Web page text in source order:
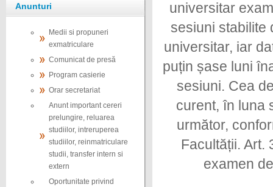
Anunturi
Medii si propuneri
exmatriculare
Comunicat de presă
Program casierie
Orar secretariat
Anunt important cereri
prelungire, reluarea
studiilor, intreruperea
studiilor, reinmatriculare
studii, transfer intern si
extern
Oportunitate privind
universitar
sesiuni stabilite
universitar, iar
puțin șase luni
sesiuni. Cea
curent, în luna
următor,
Facultății. Art.
examen